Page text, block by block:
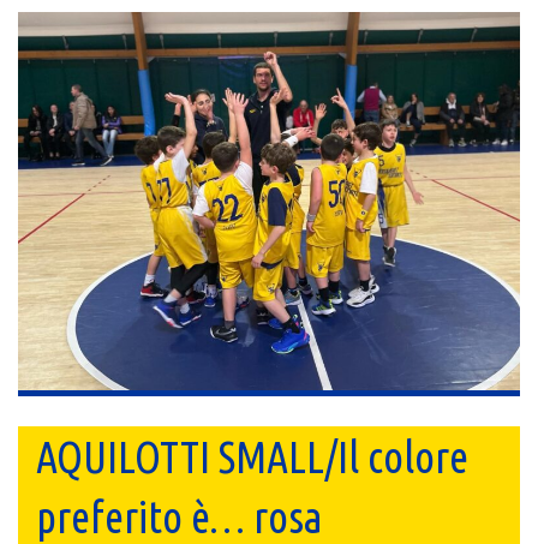
AQUILOTTI SMALL/Il colore
preferito è… rosa